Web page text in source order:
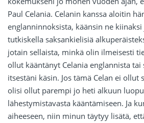
Paul Celania. Celanin kanssa aloitin
englanninnoksista, käänsin ne
tutkiskella saksankielisiä
jotain sellaista, minkä olin ilmeisesti
ollut kääntänyt Celania englannista tai
itsestäni käsin. Jos tämä Celan ei ollut
olisi ollut parempi jo heti alkuun
lähestymistavasta kääntämiseen. Ja
aiheeseen, niin minun täytyy lisätä,